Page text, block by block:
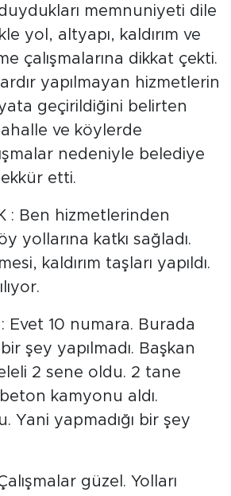
memnuniyeti dile
yol, altyapı, kaldırım ve
çalışmalarına dikkat çekti.
yapılmayan hizmetlerin
geçirildiğini belirten
ve köylerde
nedeniyle belediye
etti.
: Ben hizmetlerinden
yollarına katkı sağladı.
kaldırım taşları yapıldı.
Evet 10 numara. Burada
şey yapılmadı. Başkan
2 sene oldu. 2 tane
kamyonu aldı.
Yani yapmadığı bir şey
güzel. Yolları